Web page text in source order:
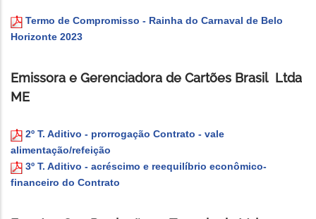
Termo de Compromisso - Rainha do Carnaval de Belo
Horizonte 2023
Emissora e Gerenciadora de Cartões Brasil Ltda
ME
2º T. Aditivo - prorrogação Contrato - vale
alimentação/refeição
3º T. Aditivo - acréscimo e reequilíbrio econômico-
financeiro do Contrato